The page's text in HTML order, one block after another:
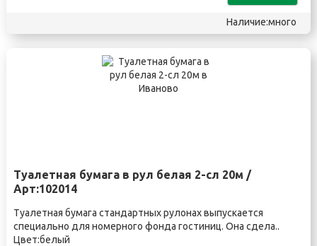
Наличие:много
Туалетная бумага в рул белая 2-сл 20м /
Арт:102014
Туалетная бумага стандартных рулонах выпускается
специально для номерного фонда гостиниц. Она сдела..
Цвет:белый